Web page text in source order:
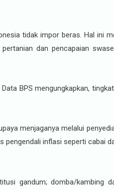
tidak impor beras. Hal ini
dan pencapaian
BPS mengungkapkan,
menjaganya melalui
inflasi seperti cabai
gandum; domba/kambing